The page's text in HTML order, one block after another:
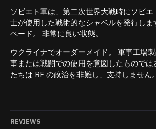
ソビエト軍は、第二次世界大戦時にソビ
士が使用した戦術的なシャベルを発行しま
ペード。 非常に良い状態。
ウクライナでオーダーメイド。 軍事工場
事または戦闘での使用を意図したもので
たちは RF の政治を非難し、支持しません。
REVIEWS